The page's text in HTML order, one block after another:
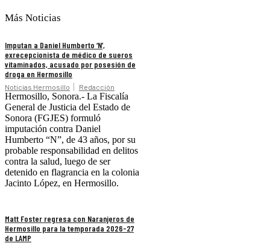
Más Noticias
Imputan a Daniel Humberto ‘N’,
exrecepcionista de médico de sueros
vitaminados, acusado por posesión de
droga en Hermosillo
Noticias Hermosillo Redacción
Hermosillo, Sonora.- La Fiscalía
General de Justicia del Estado de
Sonora (FGJES) formuló
imputación contra Daniel
Humberto “N”, de 43 años, por su
probable responsabilidad en delitos
contra la salud, luego de ser
detenido en flagrancia en la colonia
Jacinto López, en Hermosillo.
Matt Foster regresa con Naranjeros de
Hermosillo para la temporada 2026-27
de LAMP